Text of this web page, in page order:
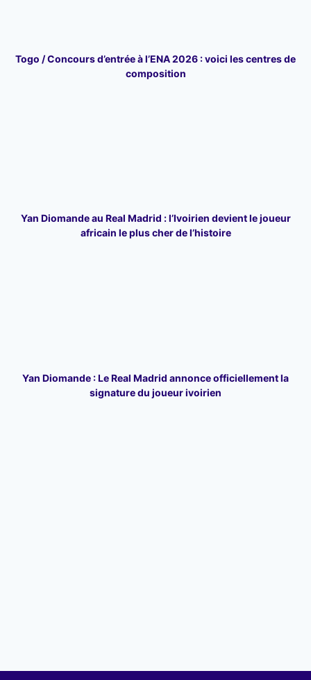
Togo / Concours d’entrée à l’ENA 2026 : voici les centres de
composition
Yan Diomande au Real Madrid : l’Ivoirien devient le joueur
africain le plus cher de l’histoire
Yan Diomande : Le Real Madrid annonce officiellement la
signature du joueur ivoirien